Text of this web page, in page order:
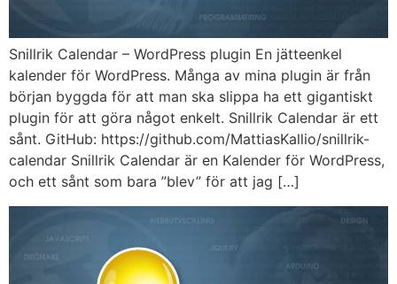
Snillrik Calendar – WordPress plugin En jätteenkel
kalender för WordPress. Många av mina plugin är från
början byggda för att man ska slippa ha ett gigantiskt
plugin för att göra något enkelt. Snillrik Calendar är ett
sånt. GitHub: https://github.com/MattiasKallio/snillrik-
calendar Snillrik Calendar är en Kalender för WordPress,
och ett sånt som bara ”blev” för att jag […]